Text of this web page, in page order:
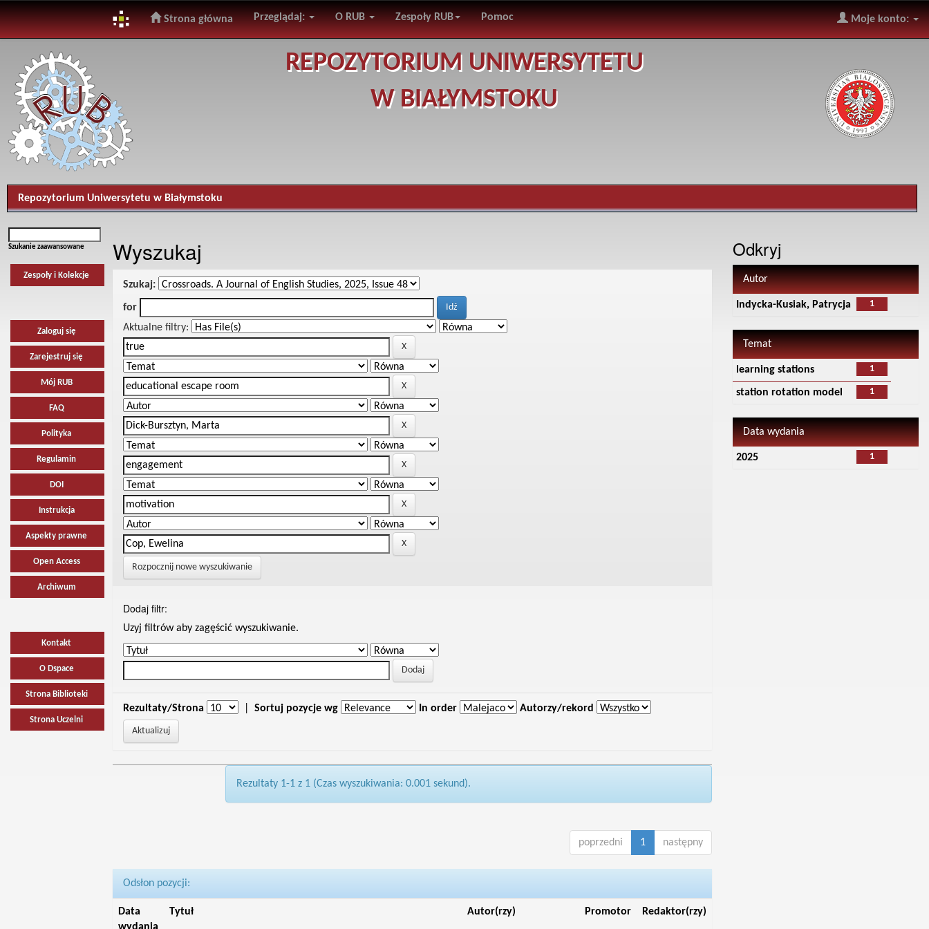
navigation
Strona główna Przeglądaj: O RUB Zespoły RUB Pomoc Moje konto:
REPOZYTORIUM UNIWERSYTETU
W BIAŁYMSTOKU
Repozytorium Uniwersytetu w Białymstoku
Szukanie zaawansowane
Zespoły i Kolekcje
Zaloguj się
Zarejestruj się
Mój RUB
FAQ
Polityka
Regulamin
DOI
Instrukcja
Aspekty prawne
Open Access
Archiwum
Kontakt
O Dspace
Strona Biblioteki
Strona Uczelni
Wyszukaj
Szukaj:
for
Aktualne filtry:
Rozpocznij nowe wyszukiwanie
Dodaj filtr:
Uzyj filtrów aby zagęścić wyszukiwanie.
Rezultaty/Strona Sortuj pozycje wg In order Autorzy/rekord
Rezultaty 1-1 z 1 (Czas wyszukiwania: 0.001 sekund).
poprzedni 1 następny
Odsłon pozycji:
Data
Tytuł Autor(rzy) Promotor Redaktor(rzy)
Odkryj
Autor
1
Indycka-Kusiak, Patrycja
Temat
1
learning stations
1
station rotation model
Data wydania
1
2025